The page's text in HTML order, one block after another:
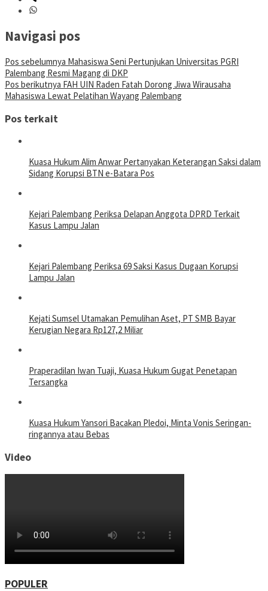
Navigasi pos
Pos sebelumnya Mahasiswa Seni Pertunjukan Universitas PGRI
Palembang Resmi Magang di DKP
Pos berikutnya FAH UIN Raden Fatah Dorong Jiwa Wirausaha
Mahasiswa Lewat Pelatihan Wayang Palembang
Pos terkait
Kuasa Hukum Alim Anwar Pertanyakan Keterangan Saksi dalam
Sidang Korupsi BTN e-Batara Pos
Kejari Palembang Periksa Delapan Anggota DPRD Terkait
Kasus Lampu Jalan
Kejari Palembang Periksa 69 Saksi Kasus Dugaan Korupsi
Lampu Jalan
Kejati Sumsel Utamakan Pemulihan Aset, PT SMB Bayar
Kerugian Negara Rp127,2 Miliar
Praperadilan Iwan Tuaji, Kuasa Hukum Gugat Penetapan
Tersangka
Kuasa Hukum Yansori Bacakan Pledoi, Minta Vonis Seringan-
ringannya atau Bebas
Video
POPULER